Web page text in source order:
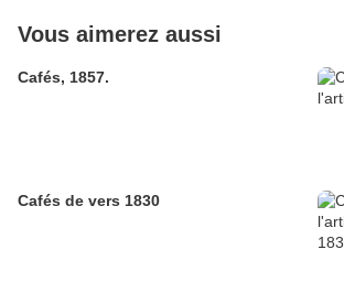
Vous aimerez aussi
Cafés, 1857.
Cafés de vers 1830